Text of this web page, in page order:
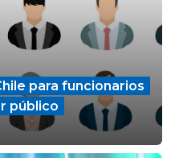
para funcionarios
público